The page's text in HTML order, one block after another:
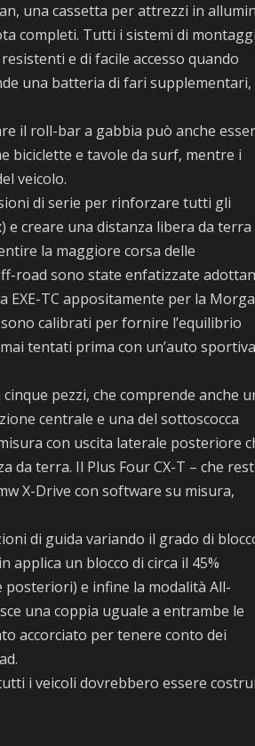
una cassetta per attrezzi in
completi. Tutti i sistemi di
e di facile accesso quando
una batteria di fari supplementari,
il roll-bar a gabbia può anche
e tavole da surf, mentre i
veicolo.
di serie per rinforzare tutti gli
e creare una distanza libera da terra
la maggiore corsa delle
road sono state enfatizzate
TC appositamente per la
calibrati per fornire l’equilibrio
tentati prima con un’auto sportiva
pezzi, che comprende anche
centrale e una del sottoscocca
con uscita laterale posteriore
da terra. Il Plus Four CX-T – che
X-Drive con software su misura,
di guida variando il grado di
applica un blocco di circa il 45%
e infine la modalità All-
una coppia uguale a entrambe le
accorciato per tenere conto dei
i veicoli dovrebbero essere